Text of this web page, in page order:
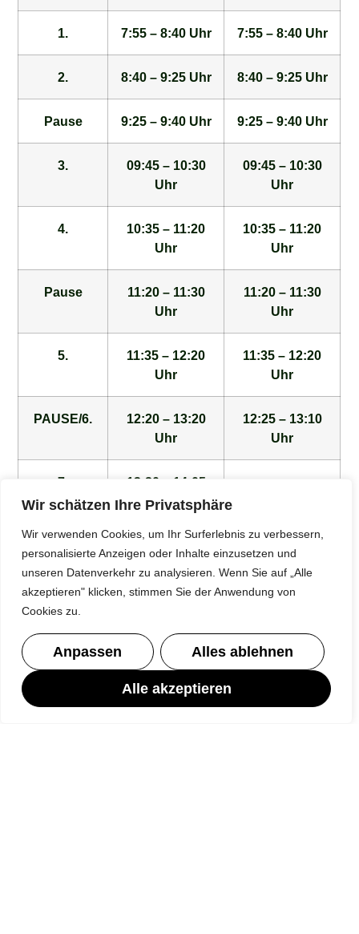
Wir schätzen Ihre Privatsphäre
Wir verwenden Cookies, um Ihr Surferlebnis zu verbessern,
personalisierte Anzeigen oder Inhalte einzusetzen und
unseren Datenverkehr zu analysieren. Wenn Sie auf „Alle
akzeptieren" klicken, stimmen Sie der Anwendung von
Cookies zu.
Anpassen Alles ablehnen
Alle akzeptieren
1. 7:55 – 8:40 Uhr 7:55 – 8:40 Uhr
2. 8:40 – 9:25 Uhr 8:40 – 9:25 Uhr
Pause 9:25 – 9:40 Uhr 9:25 – 9:40 Uhr
3.
09:45 – 10:30
Uhr
09:45 – 10:30
Uhr
4.
10:35 – 11:20
Uhr
10:35 – 11:20
Uhr
Pause
11:20 – 11:30
Uhr
11:20 – 11:30
Uhr
5.
11:35 – 12:20
Uhr
11:35 – 12:20
Uhr
PAUSE/6.
12:20 – 13:20
Uhr
12:25 – 13:10
Uhr
7.
13:20 – 14:05
Uhr
Montag, Mittwoch, Donnerstag Ganztagsunterricht
Dienstag Konferenzen, Teamsitzungen,
Fortbildung
Freitag Konsequenzstunde nach der 6. Stunde